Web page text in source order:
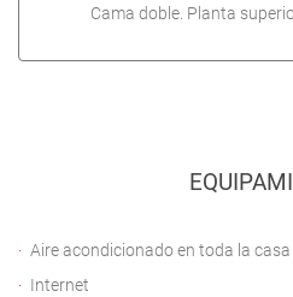
Cama doble. Planta
Aire acondicionado en toda la casa
Internet